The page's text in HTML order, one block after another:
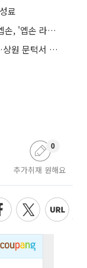
료
"제품 구매부터 케어까지 한 번에"…한국엡손, '엡손 라운지' 오픈
美 클래리티 법안 연내 통과 가능성 13%…상원 문턱서 제동
추가취재 원해요
0